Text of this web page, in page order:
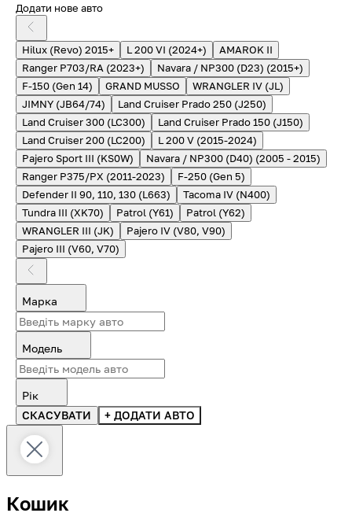
Додати нове авто
Hilux (Revo) 2015+ L 200 VI (2024+)
AMAROK II
Ranger P703/RA (2023+)
Navara / NP300 (D23) (2015+)
F-150 (Gen 14)
GRAND MUSSO
WRANGLER IV (JL)
JIMNY (JB64/74)
Land Cruiser Prado 250 (J250)
Land Cruiser 300 (LC300)
Land Cruiser Prado 150 (J150)
Land Cruiser 200 (LC200)
L 200 V (2015-2024)
Pajero Sport III (KS0W)
Navara / NP300 (D40) (2005 - 2015)
Ranger P375/PX (2011-2023)
F-250 (Gen 5)
Defender II 90, 110, 130 (L663)
Tacoma IV (N400)
Tundra III (XK70)
Patrol (Y61)
Patrol (Y62)
WRANGLER III (JK)
Pajero IV (V80, V90)
Pajero III (V60, V70)
Марка
Модель
Рік
СКАСУВАТИ
+ ДОДАТИ АВТО
Кошик